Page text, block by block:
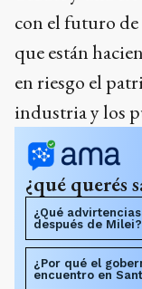
con el futuro
que están
en riesgo el
industria y los
¿qué querés
¿Qué
después de Milei?
¿Por qué el
encuentro en